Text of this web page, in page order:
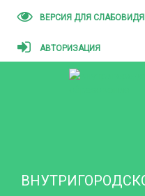
ВЕРСИЯ ДЛЯ
АВТОРИЗАЦИЯ